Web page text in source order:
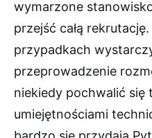
wymarzone
przejść całą
przypadkach
przeprowadzenie
niekiedy pochwalić się
umiejętnościami